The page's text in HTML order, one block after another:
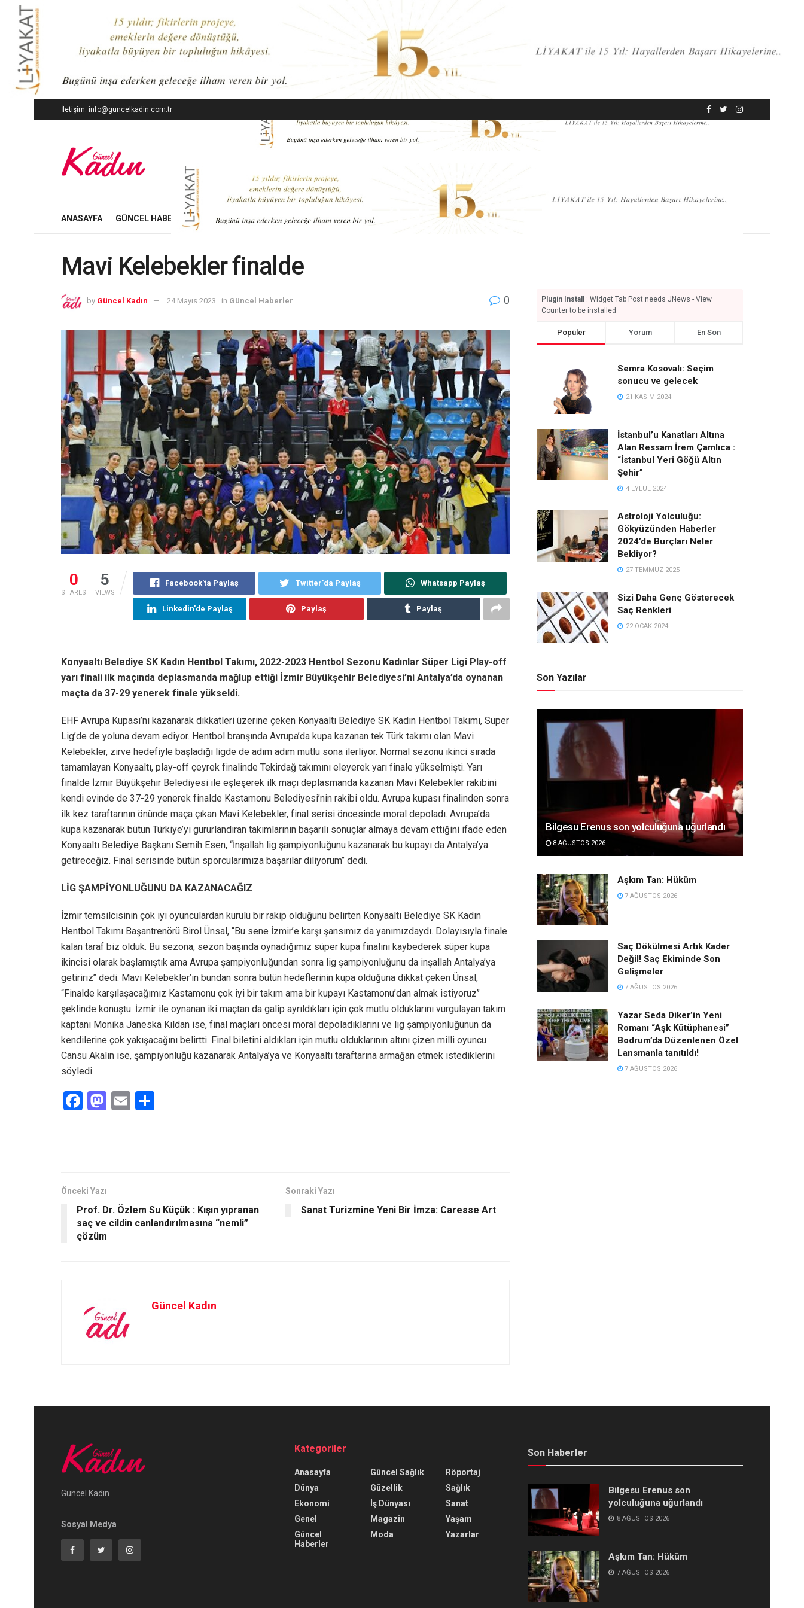
İletişim: info@guncelkadin.com.tr
ANASAYFA GÜNCEL HABERLER İŞ DÜNYASI EKONOMI MODA GÜZELLIK YAŞAM SANAT
Mavi Kelebekler finalde
by Güncel Kadın 24 Mayıs 2023 in Güncel Haberler 0
0
SHARES
5
VIEWS
Facebook'ta Paylaş Twitter'da Paylaş Whatsapp Paylaş
Linkedin'de Paylaş Paylaş Paylaş
Konyaaltı Belediye SK Kadın Hentbol Takımı, 2022-2023 Hentbol Sezonu Kadınlar Süper Ligi Play-off
yarı finali ilk maçında deplasmanda mağlup ettiği İzmir Büyükşehir Belediyesi’ni Antalya’da oynanan
maçta da 37-29 yenerek finale yükseldi.
EHF Avrupa Kupası’nı kazanarak dikkatleri üzerine çeken Konyaaltı Belediye SK Kadın Hentbol Takımı, Süper
Lig’de de yoluna devam ediyor. Hentbol branşında Avrupa’da kupa kazanan tek Türk takımı olan Mavi
Kelebekler, zirve hedefiyle başladığı ligde de adım adım mutlu sona ilerliyor. Normal sezonu ikinci sırada
tamamlayan Konyaaltı, play-off çeyrek finalinde Tekirdağ takımını eleyerek yarı finale yükselmişti. Yarı
finalde İzmir Büyükşehir Belediyesi ile eşleşerek ilk maçı deplasmanda kazanan Mavi Kelebekler rakibini
kendi evinde de 37-29 yenerek finalde Kastamonu Belediyesi’nin rakibi oldu. Avrupa kupası finalinden sonra
ilk kez taraftarının önünde maça çıkan Mavi Kelebekler, final serisi öncesinde moral depoladı. Avrupa’da
kupa kazanarak bütün Türkiye’yi gururlandıran takımlarının başarılı sonuçlar almaya devam ettiğini ifade eden
Konyaaltı Belediye Başkanı Semih Esen, “İnşallah lig şampiyonluğunu kazanarak bu kupayı da Antalya’ya
getireceğiz. Final serisinde bütün sporcularımıza başarılar diliyorum’’ dedi.
LİG ŞAMPİYONLUĞUNU DA KAZANACAĞIZ
İzmir temsilcisinin çok iyi oyunculardan kurulu bir rakip olduğunu belirten Konyaaltı Belediye SK Kadın
Hentbol Takımı Başantrenörü Birol Ünsal, “Bu sene İzmir’e karşı şansımız da yanımızdaydı. Dolayısıyla finale
kalan taraf biz olduk. Bu sezona, sezon başında oynadığımız süper kupa finalini kaybederek süper kupa
ikincisi olarak başlamıştık ama Avrupa şampiyonluğundan sonra lig şampiyonluğunu da inşallah Antalya’ya
getiririz’’ dedi. Mavi Kelebekler’in bundan sonra bütün hedeflerinin kupa olduğuna dikkat çeken Ünsal,
“Finalde karşılaşacağımız Kastamonu çok iyi bir takım ama bir kupayı Kastamonu’dan almak istiyoruz’’
şeklinde konuştu. İzmir ile oynanan iki maçtan da galip ayrıldıkları için çok mutlu olduklarını vurgulayan takım
kaptanı Monika Janeska Kıldan ise, final maçları öncesi moral depoladıklarını ve lig şampiyonluğunun da
kendilerine çok yakışacağını belirtti. Final biletini aldıkları için mutlu olduklarının altını çizen milli oyuncu
Cansu Akalın ise, şampiyonluğu kazanarak Antalya’ya ve Konyaaltı taraftarına armağan etmek istediklerini
söyledi.
F
o
k
M
n
E
Önceki Yazı
Prof. Dr. Özlem Su Küçük : Kışın yıpranan
saç ve cildin canlandırılmasına “nemli”
çözüm
Sonraki Yazı
Sanat Turizmine Yeni Bir İmza: Caresse Art
Güncel Kadın
Plugin Install
: Widget Tab Post needs JNews - View
Counter to be installed
Popüler Yorum En Son
Semra Kosovalı: Seçim
sonucu ve gelecek
21 KASIM 2024
İstanbul’u Kanatları Altına
Alan Ressam İrem Çamlıca :
“İstanbul Yeri Göğü Altın
Şehir”
4 EYLÜL 2024
Astroloji Yolculuğu:
Gökyüzünden Haberler
2024’de Burçları Neler
Bekliyor?
27 TEMMUZ 2025
Sizi Daha Genç Gösterecek
Saç Renkleri
22 OCAK 2024
Son Yazılar
Bilgesu Erenus son yolculuğuna uğurlandı
8 AĞUSTOS 2026
Aşkım Tan: Hüküm
7 AĞUSTOS 2026
Saç Dökülmesi Artık Kader
Değil! Saç Ekiminde Son
Gelişmeler
7 AĞUSTOS 2026
Yazar Seda Diker’in Yeni
Romanı “Aşk Kütüphanesi”
Bodrum’da Düzenlenen Özel
Lansmanla tanıtıldı!
7 AĞUSTOS 2026
Güncel Kadın
Sosyal Medya
Kategoriler
Anasayfa
Dünya
Ekonomi
Genel
Güncel
Haberler
Güncel Sağlık
Güzellik
İş Dünyası
Magazin
Moda
Röportaj
Sağlık
Sanat
Yaşam
Yazarlar
Son Haberler
Bilgesu Erenus son
yolculuğuna uğurlandı
8 AĞUSTOS 2026
Aşkım Tan: Hüküm
7 AĞUSTOS 2026